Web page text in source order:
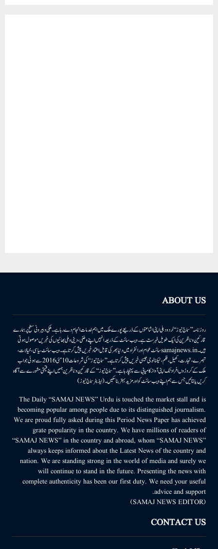
ABOUT US
روزنامہ ’’سماج نیوز‘‘ اُردو دہلی اپنی اشاعتوں کے ذریعے پورے ملک میں اہم خدمات انجام دے رہا ہے۔ ملکی وبیرونی سطح پر ہمارے
قارئین وناظرین کی ایک طویل فہرست ہے۔ ویب سائٹ کے ذریعہ انہیں اپنے وطنی، دینی وملی بھائیوں کی خبریں موصول ہوتی
ہیں۔samajnews.inسائٹ عوام اور انفراد میں دنیا بھر کی قابل اعتماد خبریں پیش کرتا ہے۔ ویب سائٹ سیاسی، خیالات،
تبصرے، تجارت، کھیل، فلم، ٹیکنالوجی جیسی خبریں پیش کرتا ہے۔ ’’سماج نیوز‘‘ کی شروعات 10مئی 2016 سے ہوئی جو اب
ملک کے کروڑوں افراد تک اپنی آواز کامیابی سے پہنچا رہا ہے۔ ’’سماج نیوز‘‘ کے قارئین وناظرین ہمیں اپنے قیمتی مشورے سے آگاہ
کریں یا بتائیں جس سے ہم اپنے ویب سائٹ کو اور مزید بہتر بناسکیں۔ (ایڈیٹر سماج نیوز)
The Daily “SAMAJ NEWS” Urdu is touched the market stall and is
becoming popular among people due to its distinguished journalism.
We are proud fully asked during this Period News Paper has achieved
grate popularity in the country. We have millions of readers of
“SAMAJ NEWS” in the country and abroad, whom “SAMAJ NEWS”
always keeps informed about the Latest News of the country and
nation. We are standing strong in the world of media and surely we
will continue to stand in the future. Presenting the news with
complete authenticity has been our first duty. We need your useful
advice and support.
(SAMAJ NEWS EDITOR)
CONTACT US